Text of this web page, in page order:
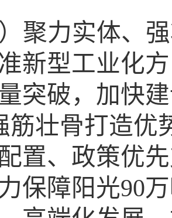
）聚力实体、
新型工业化
突破，加快
筋壮骨打造优
置、政策优
保障阳光90